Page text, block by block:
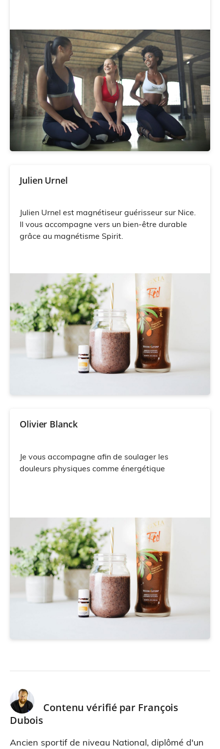
Julien Urnel
Julien Urnel est magnétiseur guérisseur sur Nice.
Il vous accompagne vers un bien-être durable
grâce au magnétisme Spirit.
Olivier Blanck
Je vous accompagne afin de soulager les
douleurs physiques comme énergétique
Contenu vérifié par François
Dubois
Ancien sportif de niveau National, diplômé d'un